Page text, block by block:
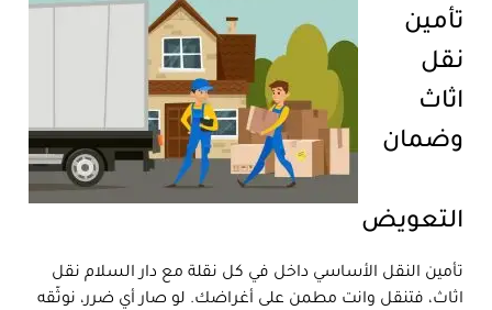
تأمين
نقل
اثاث
وضمان
التعويض
تأمين النقل الأساسي داخل في كل نقلة مع دار السلام نقل
اثاث، فتنقل وانت مطمن على أغراضك. لو صار أي ضرر، نوثّقه